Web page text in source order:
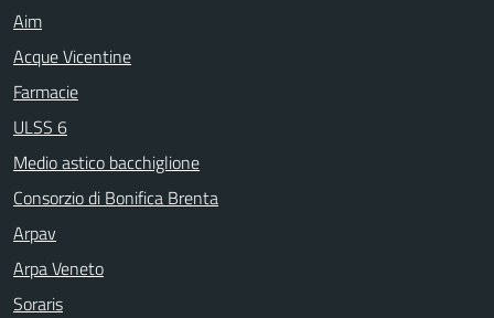
Aim
Acque Vicentine
Farmacie
ULSS 6
Medio astico bacchiglione
Consorzio di Bonifica Brenta
Arpav
Arpa Veneto
Soraris